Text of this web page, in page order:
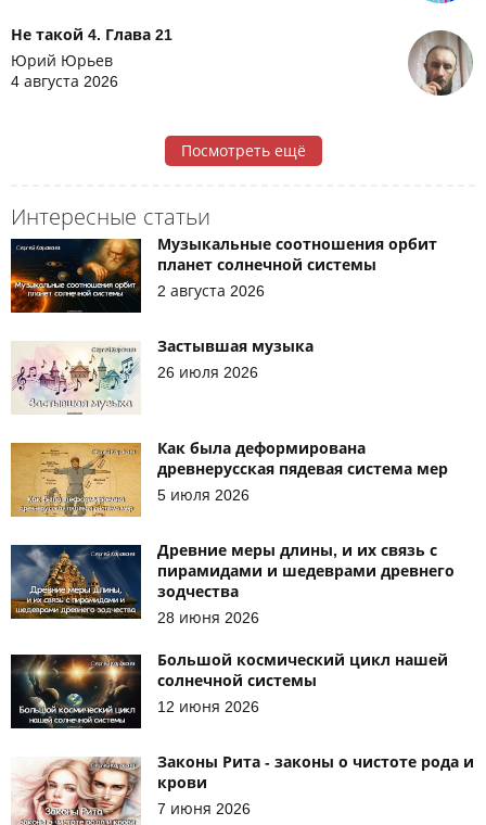
Не такой 4. Глава 21
Юрий Юрьев
4 августа 2026
Посмотреть ещё
Интересные статьи
Музыкальные соотношения орбит
планет солнечной системы
2 августа 2026
Застывшая музыка
26 июля 2026
Как была деформирована
древнерусская пядевая система мер
5 июля 2026
Древние меры длины, и их связь с
пирамидами и шедеврами древнего
зодчества
28 июня 2026
Большой космический цикл нашей
солнечной системы
12 июня 2026
Законы Рита - законы о чистоте рода и
крови
7 июня 2026